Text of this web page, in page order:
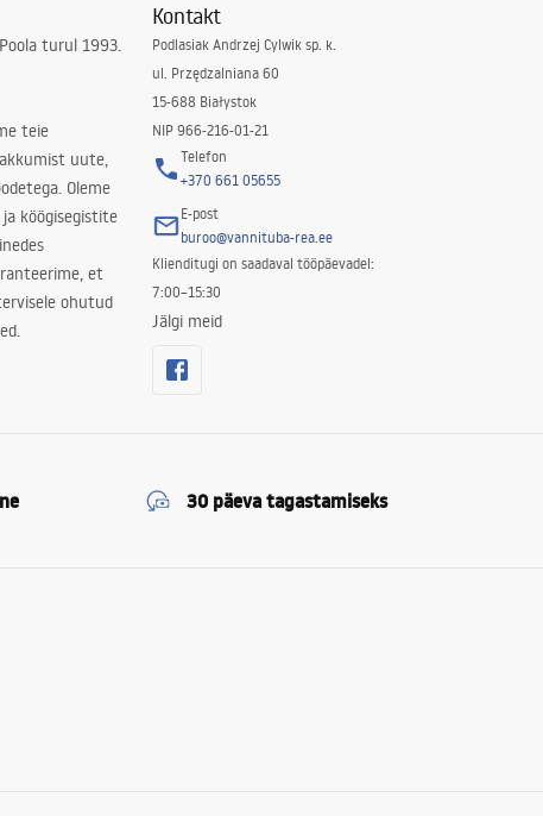
turul 1993.
teie
uute,
Oleme
köögisegistite
et
ohutud
Kontakt
Podlasiak Andrzej Cylwik sp. k.
ul. Przędzalniana 60
15-688 Białystok
NIP 966-216-01-21
Telefon
+370 661 05655
E-post
buroo@vannituba-rea.ee
Klienditugi on saadaval tööpäevadel:
7:00–15:30
Jälgi meid
30 päeva tagastamiseks